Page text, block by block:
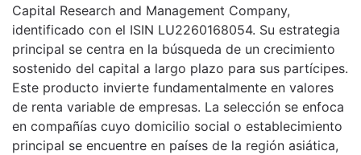
Capital Research and Management Company,
identificado con el ISIN LU2260168054. Su estrategia
principal se centra en la búsqueda de un crecimiento
sostenido del capital a largo plazo para sus partícipes.
Este producto invierte fundamentalmente en valores
de renta variable de empresas. La selección se enfoca
en compañías cuyo domicilio social o establecimiento
principal se encuentre en países de la región asiática,